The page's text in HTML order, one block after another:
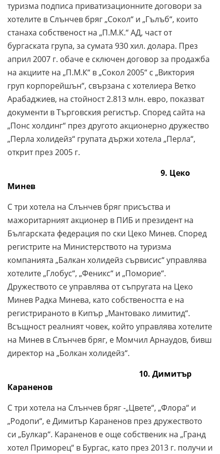
туризма подписа приватизационните договори за
хотелите в Слънчев бряг „Сокол“ и „Гълъб“, които
станаха собственост на „П.М.К.“ АД, част от
бургаската група, за сумата 930 хил. долара. През
април 2007 г. обаче е сключен договор за продажба
на акциите на „П.М.К“ в „Сокол 2005“ с „Виктория
груп корпорейшън“, свързана с хотелиера Ветко
Арабаджиев, на стойност 2.813 млн. евро, показват
документи в Търговския регистър. Според сайта на
„Понс холдинг“ през другото акционерно дружество
„Перла холидейз“ групата държи хотела „Перла“,
открит през 2005 г.
9. Цеко
Минев
С три хотела на Слънчев бряг присъства и
мажоритарният акционер в ПИБ и президент на
Българската федерация по ски Цеко Минев. Според
регистрите на Министерството на туризма
компанията „Балкан холидейз сървисис“ управлява
хотелите „Глобус“, „Феникс“ и „Поморие“.
Дружеството се управлява от съпругата на Цеко
Минев Радка Минева, като собствеността е на
регистрираното в Кипър „Мантовако лимитид“.
Всъщност реалният човек, който управлява хотелите
на Минев в Слънчев бряг, е Момчил Арнаудов, бивш
директор на „Болкан холидейз“.
10. Димитър
Караненов
С три хотела на Слънчев бряг -„Цвете“, „Флора“ и
„Родопи“, е Димитър Караненов през дружеството
си „Булкар“. Караненов е още собственик на „Гранд
хотел Приморец“ в Бургас, като през 2013 г. получи и